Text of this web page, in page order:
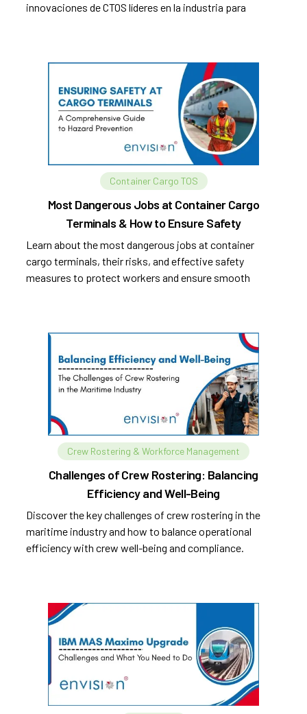
innovaciones de CTOS líderes en la industria para
Container Cargo TOS
Most Dangerous Jobs at Container Cargo
Terminals & How to Ensure Safety
Learn about the most dangerous jobs at container
cargo terminals, their risks, and effective safety
measures to protect workers and ensure smooth
Crew Rostering & Workforce Management
Challenges of Crew Rostering: Balancing
Efficiency and Well-Being
Discover the key challenges of crew rostering in the
maritime industry and how to balance operational
efficiency with crew well-being and compliance.